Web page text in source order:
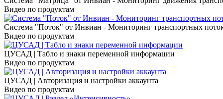
Видео по продуктам
Система "Поток" от Инвиан - Мониторинг транспортных
Видео по продуктам
ЦУСАД | Табло и знаки переменной информации
Видео по продуктам
ЦУСАД | Авторизация и настройки аккаунта
Видео по продуктам